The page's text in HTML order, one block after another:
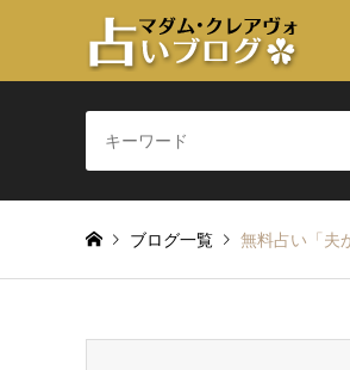
ブログ一覧 無料占い「夫